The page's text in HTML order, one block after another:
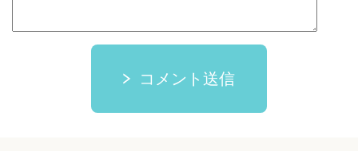
コメント送信